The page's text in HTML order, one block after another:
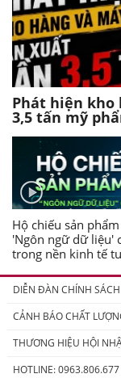
Phát hiện kho
3,5 tấn mỹ
Hộ chiếu sản
'Ngôn ngữ dữ liệu'
trong nền kinh tế
DIỄN ĐÀN CHÍNH SÁCH
CẢNH BÁO CHẤT
THƯƠNG HIỆU HỘI
HOTLINE: 0963.806.677